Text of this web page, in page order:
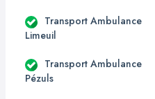
Transport Ambulance
Limeuil
Transport Ambulance
Pézuls